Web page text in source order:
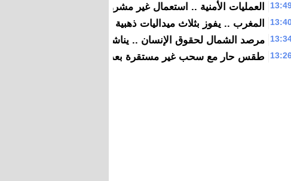
العمليات الأمنية .. استعمال غير مشروع لقنينات غاز البوتان
المغرب .. يفوز بثلاث ميداليات ذهبية وميدالية فضية بالمعرض
مرصد الشمال لحقوق الإنسان .. يناشد رئيس الحكومة لاستقبال
طقس حار مع سحب غير مستقرة بعد الزوال والمساء